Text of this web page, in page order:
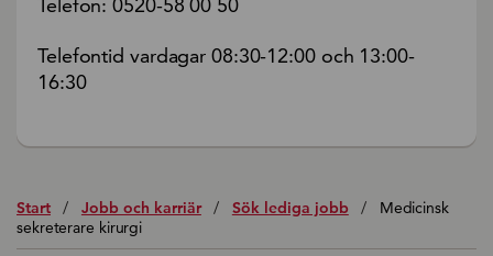
Telefontid vardagar 08:30-12:00 och 13:00-
16:30
Start / Jobb och karriär / Sök lediga jobb /
Medicinsk
sekreterare kirurgi